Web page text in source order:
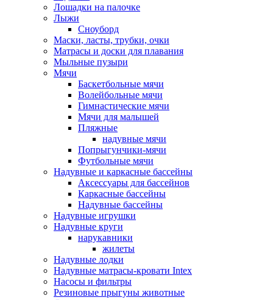
Лошадки на палочке
Лыжи
Сноуборд
Маски, ласты, трубки, очки
Матрасы и доски для плавания
Мыльные пузыри
Мячи
Баскетбольные мячи
Волейбольные мячи
Гимнастические мячи
Мячи для малышей
Пляжные
надувные мячи
Попрыгунчики-мячи
Футбольные мячи
Надувные и каркасные бассейны
Аксессуары для бассейнов
Каркасные бассейны
Надувные бассейны
Надувные игрушки
Надувные круги
нарукавники
жилеты
Надувные лодки
Надувные матрасы-кровати Intex
Насосы и фильтры
Резиновые прыгуны животные